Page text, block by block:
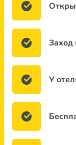
Заход
У